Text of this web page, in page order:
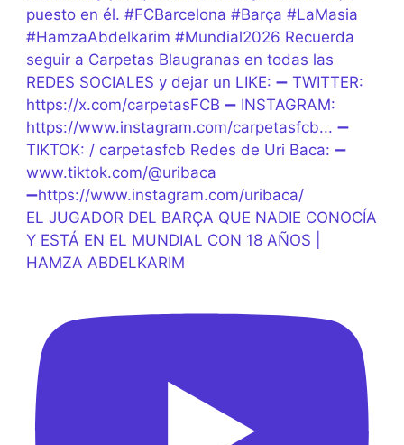
EL JUGADOR DEL BARÇA QUE NADIE CONOCÍA
Y ESTÁ EN EL MUNDIAL CON 18 AÑOS |
HAMZA ABDELKARIM